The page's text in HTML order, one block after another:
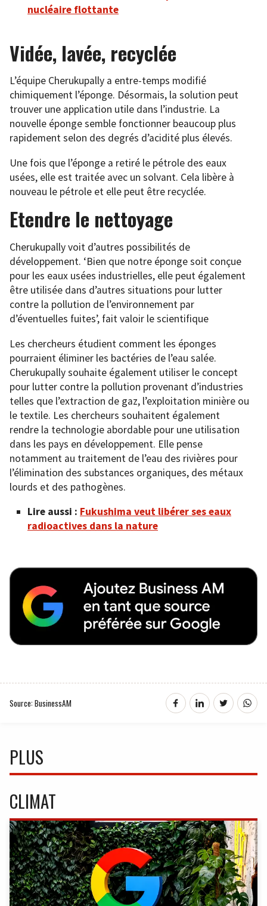
nucléaire flottante
Vidée, lavée, recyclée
L’équipe Cherukupally a entre-temps modifié
chimiquement l’éponge. Désormais, la solution peut
trouver une application utile dans l’industrie. La
nouvelle éponge semble fonctionner beaucoup plus
rapidement selon des degrés d’acidité plus élevés.
Une fois que l’éponge a retiré le pétrole des eaux
usées, elle est traitée avec un solvant. Cela libère à
nouveau le pétrole et elle peut être recyclée.
Etendre le nettoyage
Cherukupally voit d’autres possibilités de
développement. ‘Bien que notre éponge soit conçue
pour les eaux usées industrielles, elle peut également
être utilisée dans d’autres situations pour lutter
contre la pollution de l’environnement par
d’éventuelles fuites’, fait valoir le scientifique
Les chercheurs étudient comment les éponges
pourraient éliminer les bactéries de l’eau salée.
Cherukupally souhaite également utiliser le concept
pour lutter contre la pollution provenant d’industries
telles que l’extraction de gaz, l’exploitation minière ou
le textile. Les chercheurs souhaitent également
rendre la technologie abordable pour une utilisation
dans les pays en développement. Elle pense
notamment au traitement de l’eau des rivières pour
l’élimination des substances organiques, des métaux
lourds et des pathogènes.
Lire aussi : Fukushima veut libérer ses eaux
radioactives dans la nature
Source: BusinessAM
PLUS
CLIMAT